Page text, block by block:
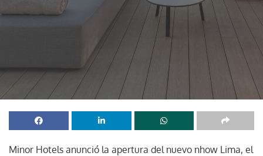
Minor Hotels anunció la apertura del nuevo nhow Lima, el